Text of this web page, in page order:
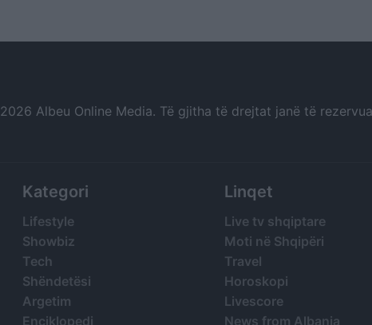
2026 Albeu Online Media. Të gjitha të drejtat janë të
Kategori
Lifestyle
Showbiz
Tech
Shëndetësi
Argetim
Enciklopedi
Linqet
Live tv shqiptare
Moti në Shqipëri
Travel
Horoskopi
Livescore
News from Albania